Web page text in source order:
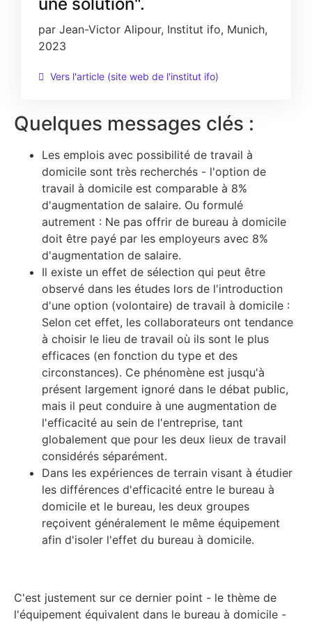
par Jean-Victor Alipour, Institut ifo, Munich,
2023
Vers l'article (site web de l'institut ifo)
Quelques messages clés :
Les emplois avec possibilité de travail à
domicile sont très recherchés - l'option de
travail à domicile est comparable à 8%
d'augmentation de salaire. Ou formulé
autrement : Ne pas offrir de bureau à domicile
doit être payé par les employeurs avec 8%
d'augmentation de salaire.
Il existe un effet de sélection qui peut être
observé dans les études lors de l'introduction
d'une option (volontaire) de travail à domicile :
Selon cet effet, les collaborateurs ont tendance
à choisir le lieu de travail où ils sont le plus
efficaces (en fonction du type et des
circonstances). Ce phénomène est jusqu'à
présent largement ignoré dans le débat public,
mais il peut conduire à une augmentation de
l'efficacité au sein de l'entreprise, tant
globalement que pour les deux lieux de travail
considérés séparément.
Dans les expériences de terrain visant à étudier
les différences d'efficacité entre le bureau à
domicile et le bureau, les deux groupes
reçoivent généralement le même équipement
afin d'isoler l'effet du bureau à domicile.
C'est justement sur ce dernier point - le thème de
l'équipement équivalent dans le bureau à domicile -